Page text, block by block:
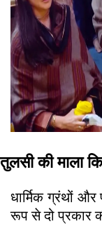
तुलसी की माला
धार्मिक ग्रंथों
रूप से दो प्रकार